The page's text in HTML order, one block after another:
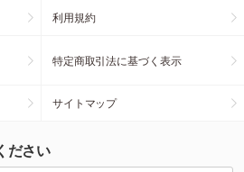
利用規約
特定商取引法に基づく表示
サイトマップ
ださい